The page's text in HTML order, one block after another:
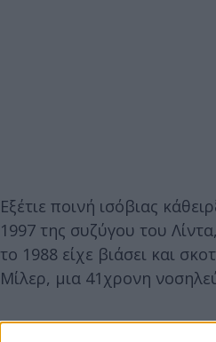
Εξέτιε ποινή ισόβιας
1997 της συζύγου του
το 1988 είχε βιάσει και
Μίλερ, μια 41χρονη
Σε συνέντευξη που είχε